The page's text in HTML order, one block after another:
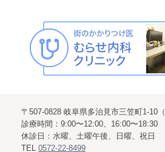
〒507-0828 岐阜県多治見市三笠町1-10（
診療時間：9:00〜12:00、16:00〜18:30
休診日：水曜、土曜午後、日曜、祝日
TEL 0572-22-8499